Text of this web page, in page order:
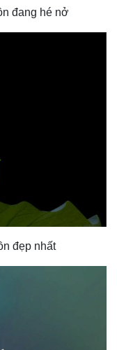
đang hé nở
đẹp nhất